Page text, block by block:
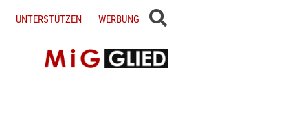
UNTERSTÜTZEN WERBUNG